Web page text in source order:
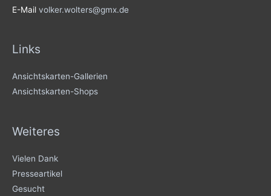
E-Mail volker.wolters@gmx.de
Links
Ansichtskarten-Gallerien
Ansichtskarten-Shops
Weiteres
Vielen Dank
Presseartikel
Gesucht